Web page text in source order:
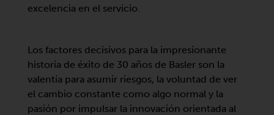
excelencia en el servicio.
Los factores decisivos para la impresionante
historia de éxito de 30 años de Basler son la
valentía para asumir riesgos, la voluntad de ver
el cambio constante como algo normal y la
pasión por impulsar la innovación orientada al